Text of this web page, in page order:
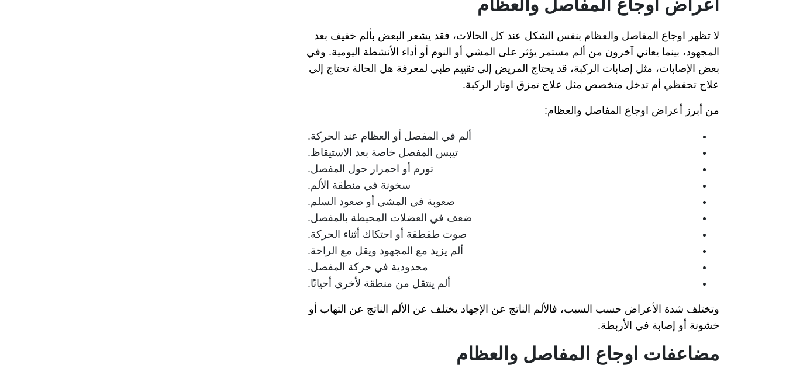
اعراض اوجاع المفاصل والعظام
لا تظهر اوجاع المفاصل والعظام بنفس الشكل عند كل الحالات، فقد يشعر البعض بألم خفيف بعد
المجهود، بينما يعاني آخرون من ألم مستمر يؤثر على المشي أو النوم أو أداء الأنشطة اليومية. وفي
بعض الإصابات، مثل إصابات الركبة، قد يحتاج المريض إلى تقييم طبي لمعرفة هل الحالة تحتاج إلى
علاج تحفظي أم تدخل متخصص مثل علاج تمزق اوتار الركبة.
من أبرز أعراض اوجاع المفاصل والعظام:
ألم في المفصل أو العظام عند الحركة.
تيبس المفصل خاصة بعد الاستيقاظ.
تورم أو احمرار حول المفصل.
سخونة في منطقة الألم.
صعوبة في المشي أو صعود السلم.
ضعف في العضلات المحيطة بالمفصل.
صوت طقطقة أو احتكاك أثناء الحركة.
ألم يزيد مع المجهود ويقل مع الراحة.
محدودية في حركة المفصل.
ألم ينتقل من منطقة لأخرى أحيانًا.
وتختلف شدة الأعراض حسب السبب، فالألم الناتج عن الإجهاد يختلف عن الألم الناتج عن التهاب أو
خشونة أو إصابة في الأربطة.
مضاعفات اوجاع المفاصل والعظام